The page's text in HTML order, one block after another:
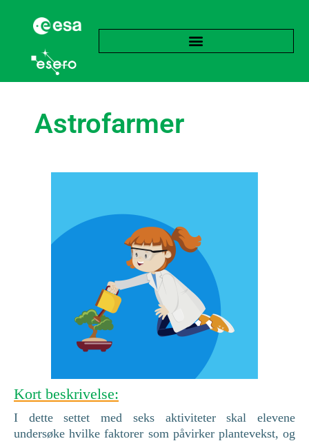
Astrofarmer
Kort beskrivelse:
I dette settet med seks aktiviteter skal elevene
undersøke hvilke faktorer som påvirker plantevekst, og